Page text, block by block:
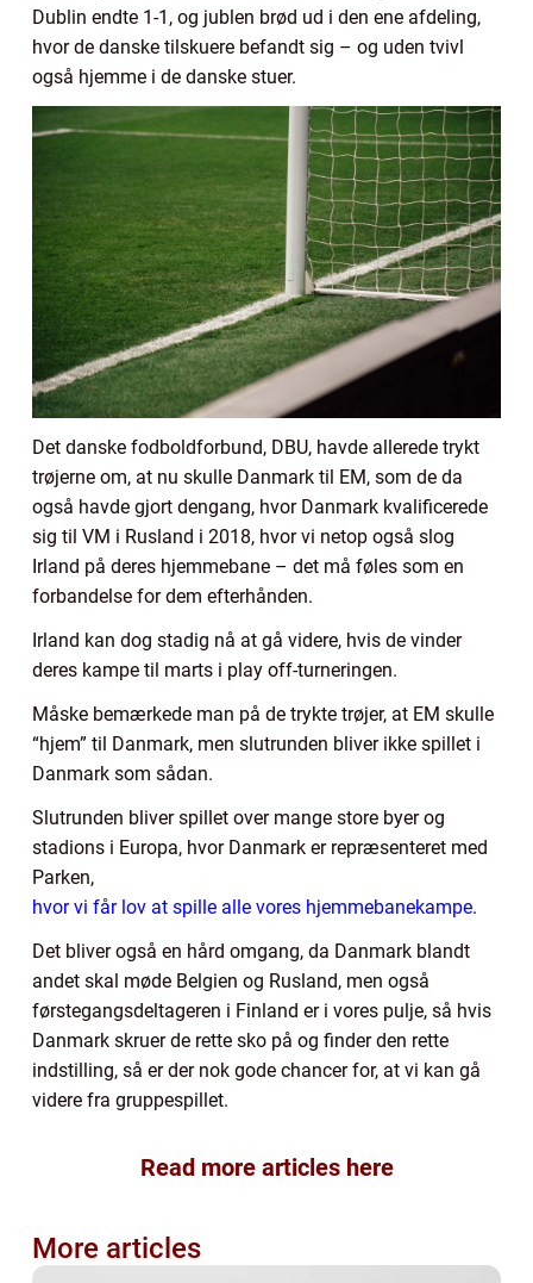
Dublin endte 1-1, og jublen brød ud i den ene afdeling,
hvor de danske tilskuere befandt sig – og uden tvivl
også hjemme i de danske stuer.
Det danske fodboldforbund, DBU, havde allerede trykt
trøjerne om, at nu skulle Danmark til EM, som de da
også havde gjort dengang, hvor Danmark kvalificerede
sig til VM i Rusland i 2018, hvor vi netop også slog
Irland på deres hjemmebane – det må føles som en
forbandelse for dem efterhånden.
Irland kan dog stadig nå at gå videre, hvis de vinder
deres kampe til marts i play off-turneringen.
Måske bemærkede man på de trykte trøjer, at EM skulle
“hjem” til Danmark, men slutrunden bliver ikke spillet i
Danmark som sådan.
Slutrunden bliver spillet over mange store byer og
stadions i Europa, hvor Danmark er repræsenteret med
Parken,
hvor vi får lov at spille alle vores hjemmebanekampe.
Det bliver også en hård omgang, da Danmark blandt
andet skal møde Belgien og Rusland, men også
førstegangsdeltageren i Finland er i vores pulje, så hvis
Danmark skruer de rette sko på og finder den rette
indstilling, så er der nok gode chancer for, at vi kan gå
videre fra gruppespillet.
Read more articles here
More articles